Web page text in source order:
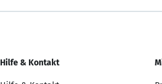
Hilfe & Kontakt